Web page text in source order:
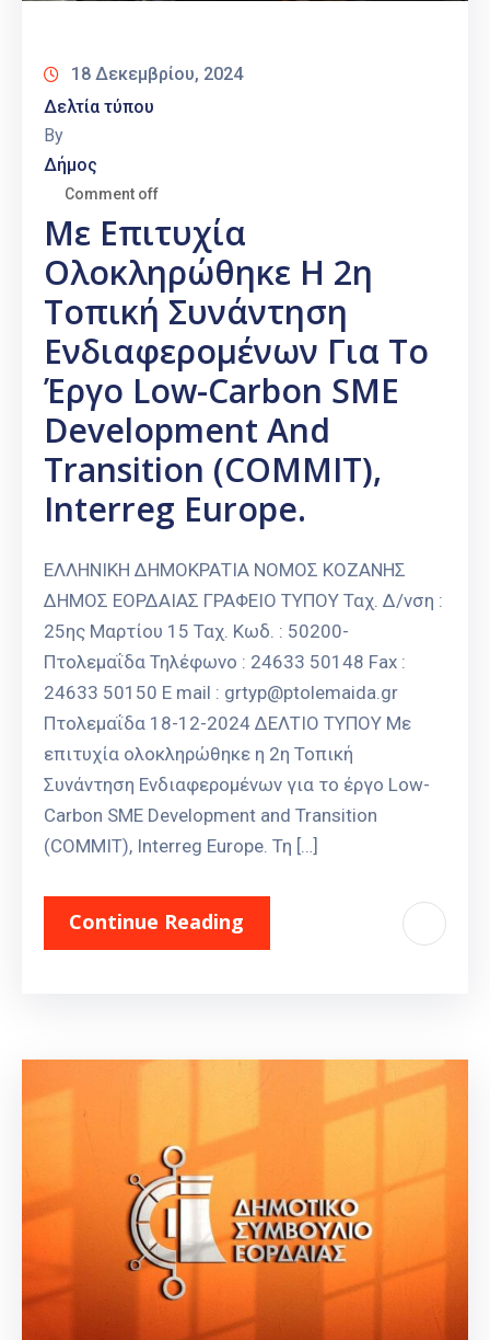
18 Δεκεμβρίου, 2024
Δελτία τύπου
By
Δήμος
Comment off
Με Επιτυχία
Ολοκληρώθηκε Η 2η
Τοπική Συνάντηση
Ενδιαφερομένων Για Το
Έργο Low-Carbon SME
Development And
Transition (COMMIT),
Interreg Europe.
ΕΛΛΗΝΙΚΗ ΔΗΜΟΚΡΑΤΙΑ ΝΟΜΟΣ ΚΟΖΑΝΗΣ
ΔΗΜΟΣ ΕΟΡΔΑΙΑΣ ΓΡΑΦΕΙΟ ΤΥΠΟΥ Ταχ. Δ/νση :
25ης Μαρτίου 15 Ταχ. Κωδ. : 50200-
Πτολεμαΐδα Τηλέφωνο : 24633 50148 Fax :
24633 50150 E mail : grtyp@ptolemaida.gr
Πτολεμαΐδα 18-12-2024 ΔΕΛΤΙΟ ΤΥΠΟΥ Με
επιτυχία ολοκληρώθηκε η 2η Τοπική
Συνάντηση Ενδιαφερομένων για το έργο Low-
Carbon SME Development and Transition
(COMMIT), Interreg Europe. Τη […]
Continue Reading